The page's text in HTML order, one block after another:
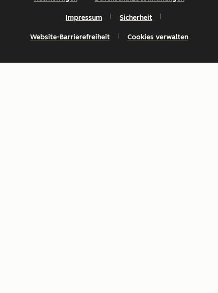
Impressum Sicherheit
Website-Barrierefreiheit Cookies verwalten